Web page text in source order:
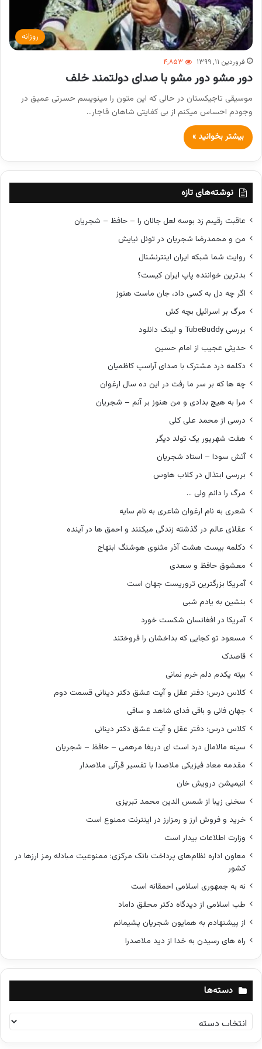
روزانه
فروردین ۱۱, ۱۳۹۹ ۴,۸۵۳
دور مشو دور مشو با صدای دولتمند خلف
موسیقی تاجیکستان در حالی که این متون را مینویسم حسرتی عمیق در
وجودم احساس میکنم از بی کفایتی شاهان قاجار…
بیشتر بخوانید »
نوشته‌های تازه
عاقبت رقیبم زد بوسه لعل جانان را – حافظ – شجریان
من و محمدرضا شجریان در تونل نیایش
روایت شما شبکه ایران اینترنشنال
بدترین خواننده پاپ ایران کیست؟
اگر چه دل به کسی داد، جان ماست هنوز
مرگ بر اسرائیل بچه کش
بررسی TubeBuddy و لینک دانلود
حدیثی عجیب از امام حسین
دکلمه درد مشترک با صدای آراسپ کاظمیان
چه ها که بر سر ما رفت در این ده سال ارغوان
مرا به هیچ بدادی و من هنوز بر آنم – شجریان
درسی از محمد علی کلی
هفت شهریور یک تولد دیگر
آتش سودا – استاد شجریان
بررسی ابتذال در کلاب هاوس
مرگ را دانم ولی …
شعری به نام ارغوان شاعری به نام سایه
عقلای عالم در گذشته زندگی میکنند و احمق ها در آینده
دکلمه بیست هشت آذر مثنوی هوشنگ ابتهاج
معشوق حافظ و سعدی
آمریکا بزرگترین تروریست جهان است
بنشین به یادم شبی
آمریکا در افغانسان شکست خورد
مسعود تو کجایی که بداخشان را فروختند
قاصدک
بیته یکدم دلم خرم نمانی
کلاس درس: دفتر عقل و آیت عشق دکتر دینانی قسمت دوم
جهان فانی و باقی فدای شاهد و ساقی
کلاس درس: دفتر عقل و آیت عشق دکتر دینانی
سینه مالامال درد است ای دریغا مرهمی – حافظ – شجریان
مقدمه معاد فیزیکی ملاصدا با تفسیر قرآنی ملاصدار
انیمیشن درویش خان
سخنی زیبا از شمس الدین محمد تبریزی
خرید و فروش ارز و رمزارز در اینترنت ممنوع است
وزارت اطلاعات بیدار است
معاون اداره نظام‌های پرداخت بانک مرکزی: ممنوعیت مبادله رمز ارزها در
کشور
نه به جمهوری اسلامی احمقانه است
طب اسلامی از دیدگاه دکتر محقق داماد
از پیشنهادم به همایون شجریان پشیمانم
راه های رسیدن به خدا از دید ملاصدرا
دسته‌ها
د
س
ت